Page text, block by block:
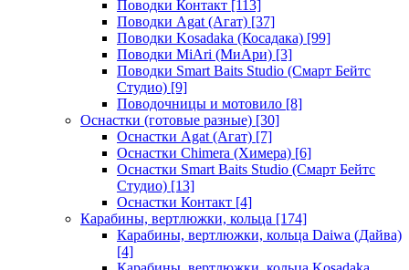
Поводки Контакт [113]
Поводки Agat (Агат) [37]
Поводки Kosadaka (Косадака) [99]
Поводки MiAri (МиАри) [3]
Поводки Smart Baits Studio (Смарт Бейтс
Студио) [9]
Поводочницы и мотовило [8]
Оснастки (готовые разные) [30]
Оснастки Agat (Агат) [7]
Оснастки Chimera (Химера) [6]
Оснастки Smart Baits Studio (Смарт Бейтс
Студио) [13]
Оснастки Контакт [4]
Карабины, вертлюжки, кольца [174]
Карабины, вертлюжки, кольца Daiwa (Дайва)
[4]